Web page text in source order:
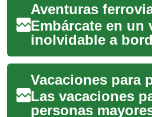
Embárcate en un
inolvidable a
trenes más
mundo. Desde
cabinas hasta
Las vacaciones
personas